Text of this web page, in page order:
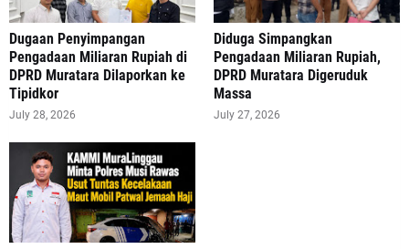
‎Dugaan Penyimpangan
Pengadaan Miliaran Rupiah di
DPRD Muratara Dilaporkan ke
Tipidkor
July 28, 2026
Diduga Simpangkan
Pengadaan Miliaran Rupiah,
DPRD Muratara Digeruduk
Massa
July 27, 2026